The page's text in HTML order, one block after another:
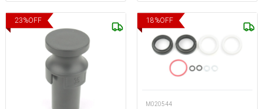
23%OFF 18%OFF
M020544